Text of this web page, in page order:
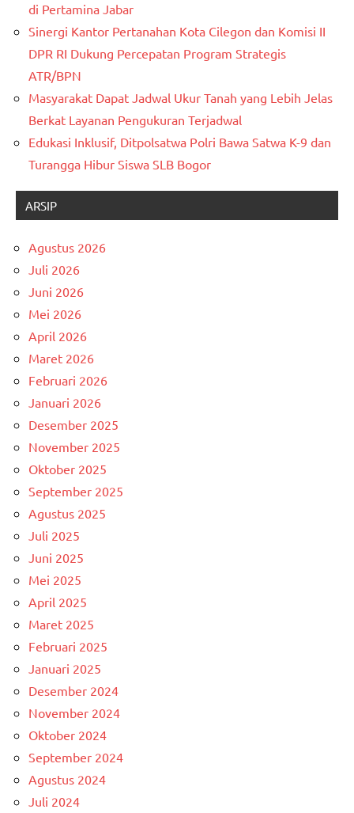
di Pertamina Jabar
Sinergi Kantor Pertanahan Kota Cilegon dan Komisi II
DPR RI Dukung Percepatan Program Strategis
ATR/BPN
Masyarakat Dapat Jadwal Ukur Tanah yang Lebih Jelas
Berkat Layanan Pengukuran Terjadwal
Edukasi Inklusif, Ditpolsatwa Polri Bawa Satwa K-9 dan
Turangga Hibur Siswa SLB Bogor
ARSIP
Agustus 2026
Juli 2026
Juni 2026
Mei 2026
April 2026
Maret 2026
Februari 2026
Januari 2026
Desember 2025
November 2025
Oktober 2025
September 2025
Agustus 2025
Juli 2025
Juni 2025
Mei 2025
April 2025
Maret 2025
Februari 2025
Januari 2025
Desember 2024
November 2024
Oktober 2024
September 2024
Agustus 2024
Juli 2024